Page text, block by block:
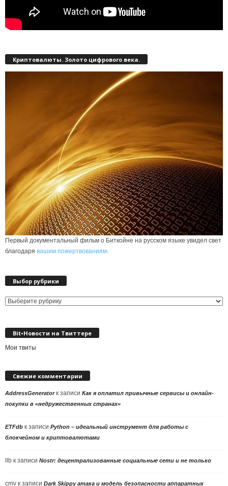
Криптовалюты. Золото цифрового века.
Первый документальный фильм о Биткойне на русском языке увидел свет
благодаря вашим пожертвованиям.
Выбор рубрики
Выбор
Bit•Новости на Твиттере
Мои твиты
Свежие комментарии
AddressGeneratorк записи Как я оплатил привычные сервисы и онлайн-
покупки в «недружественных странах»
ETFdb к записи Python – идеальный инструмент для работы с
блокчейном и криптовалютами
llb к записи Nostr: децентрализованные социальные сети и не только
cmv к записи Dark Skippy атака и модель безопасности аппаратных